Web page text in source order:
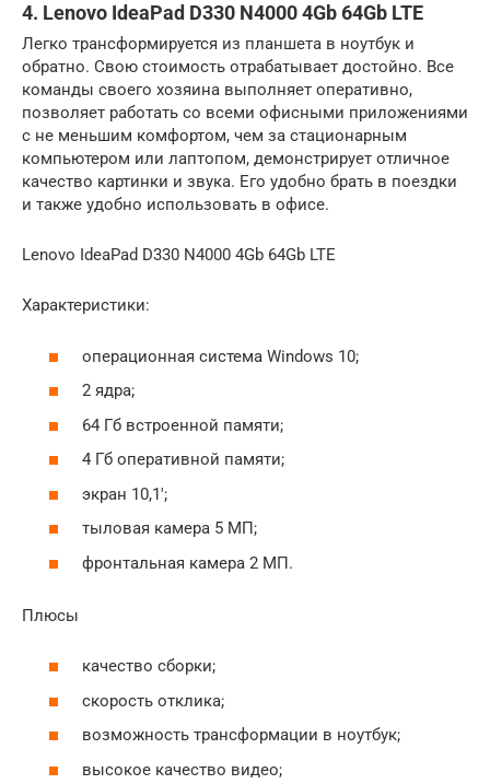
4. Lenovo IdeaPad D330 N4000 4Gb 64Gb LTE
Легко трансформируется из планшета в ноутбук и
обратно. Свою стоимость отрабатывает достойно. Все
команды своего хозяина выполняет оперативно,
позволяет работать со всеми офисными приложениями
с не меньшим комфортом, чем за стационарным
компьютером или лаптопом, демонстрирует отличное
качество картинки и звука. Его удобно брать в поездки
и также удобно использовать в офисе.
Lenovo IdeaPad D330 N4000 4Gb 64Gb LTE
Характеристики:
операционная система Windows 10;
2 ядра;
64 Гб встроенной памяти;
4 Гб оперативной памяти;
экран 10,1′;
тыловая камера 5 МП;
фронтальная камера 2 МП.
Плюсы
качество сборки;
скорость отклика;
возможность трансформации в ноутбук;
высокое качество видео;